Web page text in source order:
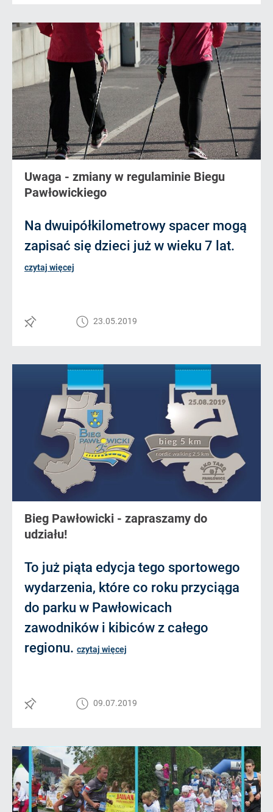
Uwaga - zmiany w regulaminie Biegu
Pawłowickiego
Na dwuipółkilometrowy spacer mogą
zapisać się dzieci już w wieku 7 lat.
czytaj więcej
23.05.2019
Bieg Pawłowicki - zapraszamy do
udziału!
To już piąta edycja tego sportowego
wydarzenia, które co roku przyciąga
do parku w Pawłowicach
zawodników i kibiców z całego
regionu. czytaj więcej
09.07.2019